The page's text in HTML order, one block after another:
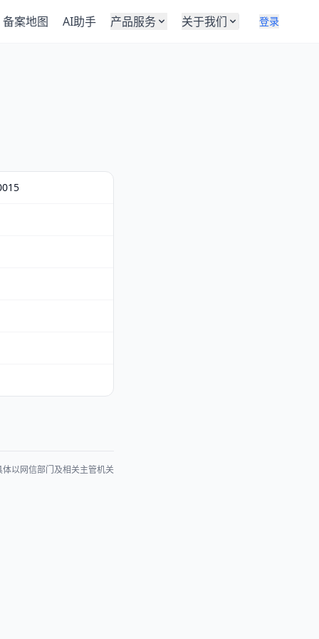
备案地图 AI助手 产品服务 关于我们 登录
以网信部门及相关主管机关